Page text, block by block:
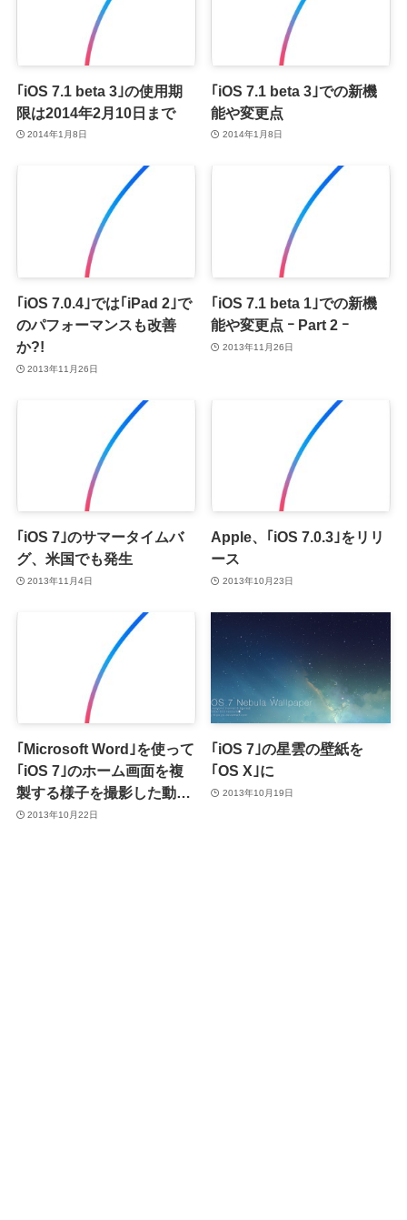
｢iOS 7.1 beta 3｣の使用期
限は2014年2月10日まで
2014年1月8日
｢iOS 7.1 beta 3｣での新機
能や変更点
2014年1月8日
｢iOS 7.0.4｣では｢iPad 2｣で
のパフォーマンスも改善
か?!
2013年11月26日
｢iOS 7.1 beta 1｣での新機
能や変更点 ｰ Part 2 ｰ
2013年11月26日
｢iOS 7｣のサマータイムバ
グ、米国でも発生
2013年11月4日
Apple、｢iOS 7.0.3｣をリリ
ース
2013年10月23日
｢Microsoft Word｣を使って
｢iOS 7｣のホーム画面を複
製する様子を撮影した動画
が凄い!!
2013年10月22日
｢iOS 7｣の星雲の壁紙を
｢OS X｣に
2013年10月19日